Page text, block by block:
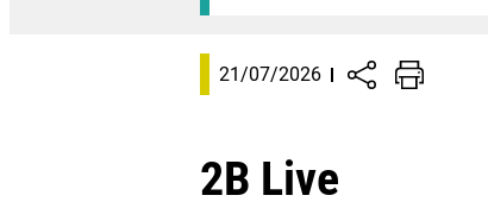
21/07/2026
2B Live